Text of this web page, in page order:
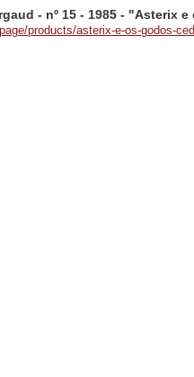
- nº 15 - 1985 - "Asterix
products/asterix-e-os-godos-